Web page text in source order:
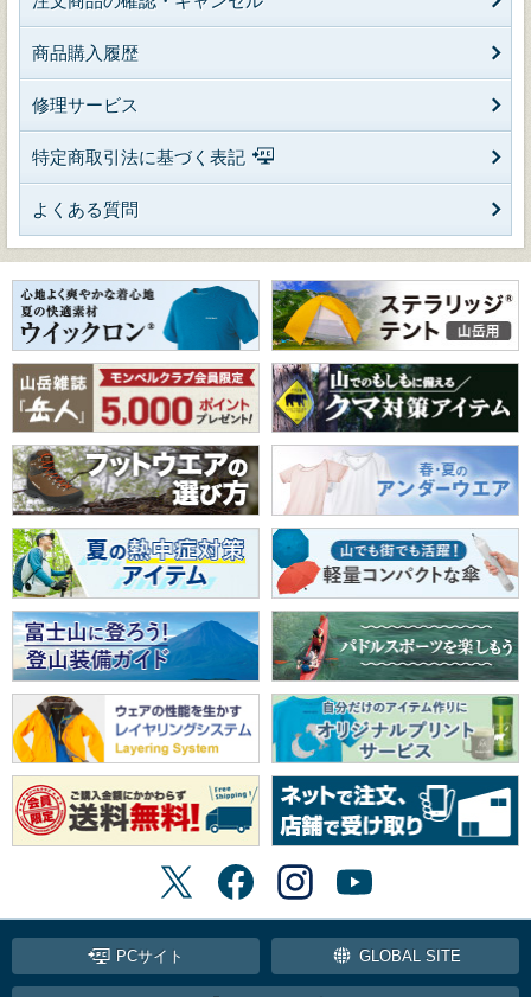
商品購入履歴
修理サービス
特定商取引法に基づく表記
よくある質問
PCサイト GLOBAL SITE